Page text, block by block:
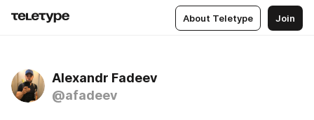
About Teletype Join
Alexandr Fadeev
@afadeev